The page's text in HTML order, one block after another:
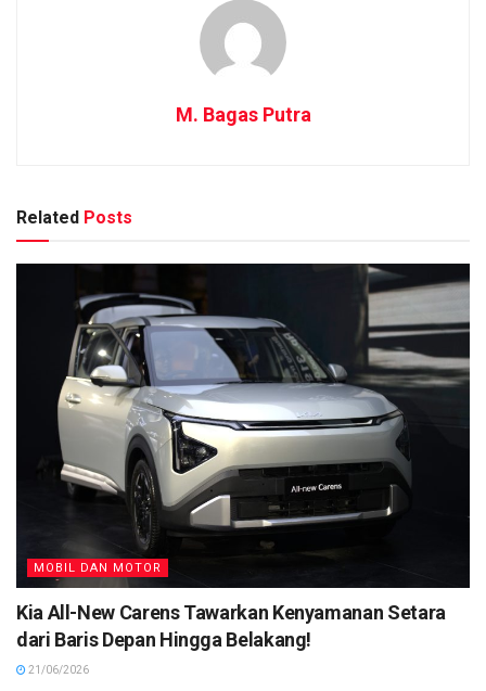
M. Bagas Putra
Related Posts
MOBIL DAN MOTOR
Kia All-New Carens Tawarkan Kenyamanan Setara
dari Baris Depan Hingga Belakang!
21/06/2026